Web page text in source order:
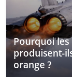
Pourquoi les
produisent-
orange ?